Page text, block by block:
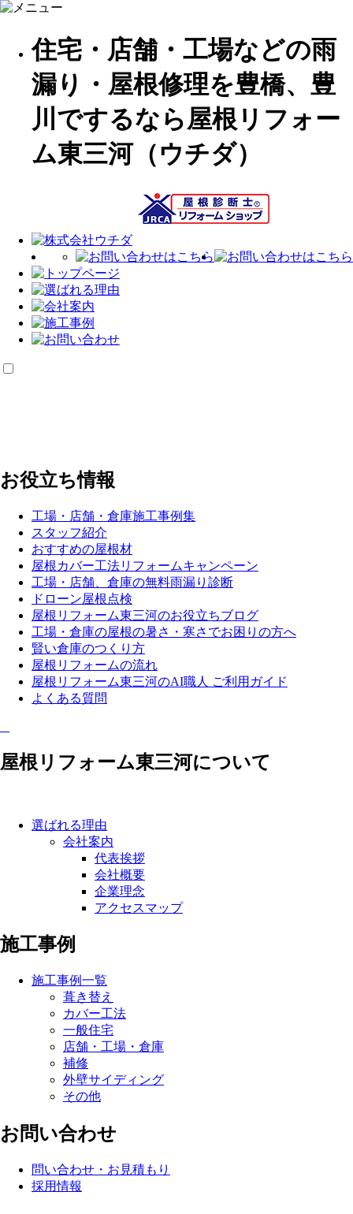
住宅・店舗・工場などの雨
漏り・屋根修理を豊橋、豊
川でするなら屋根リフォー
ム東三河（ウチダ）
お役立ち情報
工場・店舗・倉庫施工事例集
スタッフ紹介
おすすめの屋根材
屋根カバー工法リフォームキャンペーン
工場・店舗、倉庫の無料雨漏り診断
ドローン屋根点検
屋根リフォーム東三河のお役立ちブログ
工場・倉庫の屋根の暑さ・寒さでお困りの方へ
賢い倉庫のつくり方
屋根リフォームの流れ
屋根リフォーム東三河のAI職人 ご利用ガイド
よくある質問
屋根リフォーム東三河について
選ばれる理由
会社案内
代表挨拶
会社概要
企業理念
アクセスマップ
施工事例
施工事例一覧
葺き替え
カバー工法
一般住宅
店舗・工場・倉庫
補修
外壁サイディング
その他
お問い合わせ
問い合わせ・お見積もり
採用情報